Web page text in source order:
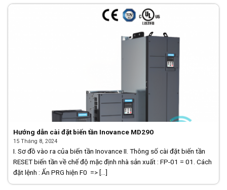
Hướng dẫn cài đặt biến tần Inovance MD290
15 Tháng 8, 2024
I. Sơ đồ vào ra của biến tần Inovance II. Thông số cài đặt biến tần
RESET biến tần về chế độ mặc định nhà sản xuất : FP-01 = 01. Cách
đặt lệnh : Ấn PRG hiện F0 => [...]